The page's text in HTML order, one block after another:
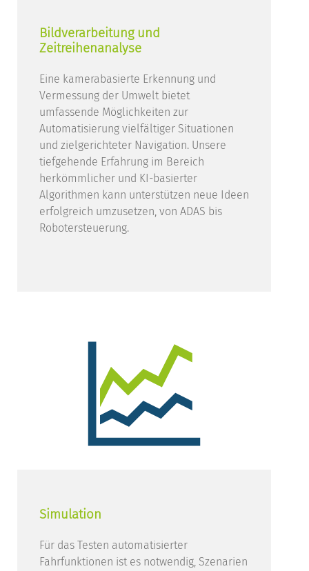
Bildverarbeitung und
Zeitreihenanalyse
Eine kamerabasierte Erkennung und
Vermessung der Umwelt bietet
umfassende Möglichkeiten zur
Automatisierung vielfältiger Situationen
und zielgerichteter Navigation. Unsere
tiefgehende Erfahrung im Bereich
herkömmlicher und KI-basierter
Algorithmen kann unterstützen neue Ideen
erfolgreich umzusetzen, von ADAS bis
Robotersteuerung.
Simulation
Für das Testen automatisierter
Fahrfunktionen ist es notwendig, Szenarien